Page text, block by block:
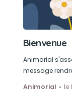
Bienvenue
Animorial
message
Animorial
le